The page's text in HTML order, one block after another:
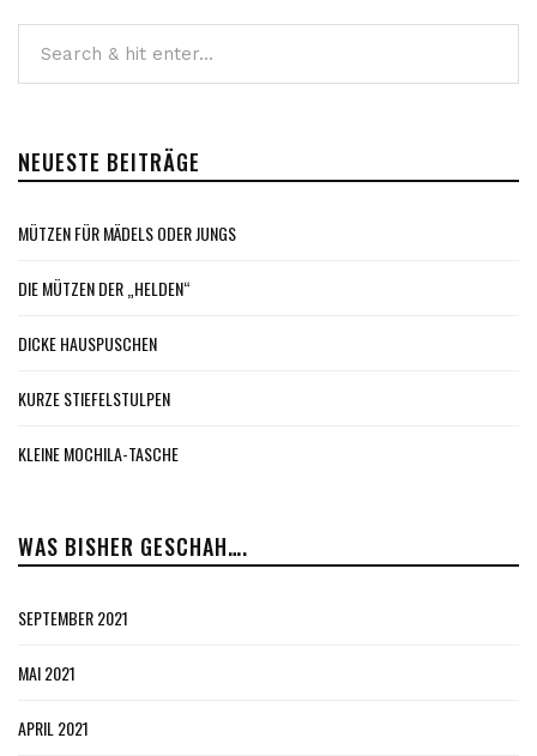
NEUESTE BEITRÄGE
MÜTZEN FÜR MÄDELS ODER JUNGS
DIE MÜTZEN DER „HELDEN“
DICKE HAUSPUSCHEN
KURZE STIEFELSTULPEN
KLEINE MOCHILA-TASCHE
WAS BISHER GESCHAH….
SEPTEMBER 2021
MAI 2021
APRIL 2021